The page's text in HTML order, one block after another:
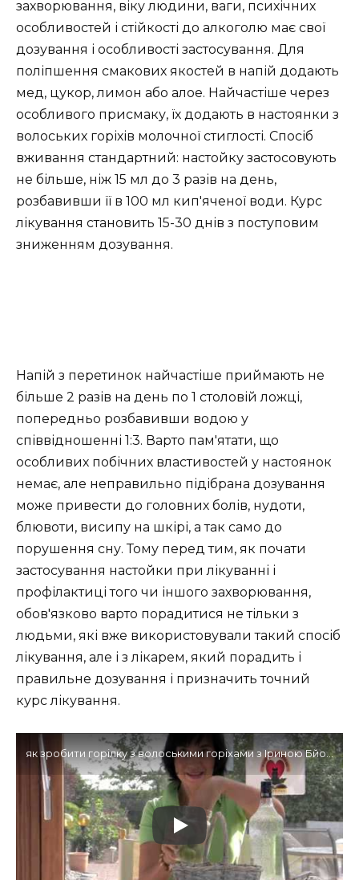
захворювання, віку людини, ваги, психічних
особливостей і стійкості до алкоголю має свої
дозування і особливості застосування. Для
поліпшення смакових якостей в напій додають
мед, цукор, лимон або алое. Найчастіше через
особливого присмаку, їх додають в настоянки з
волоських горіхів молочної стиглості. Спосіб
вживання стандартний: настойку застосовують
не більше, ніж 15 мл до 3 разів на день,
розбавивши її в 100 мл кип'яченої води. Курс
лікування становить 15-30 днів з поступовим
зниженням дозування.
Напій з перетинок найчастіше приймають не
більше 2 разів на день по 1 столовій ложці,
попередньо розбавивши водою у
співвідношенні 1:3. Варто пам'ятати, що
особливих побічних властивостей у настоянок
немає, але неправильно підібрана дозування
може привести до головних болів, нудоти,
блювоти, висипу на шкірі, а так само до
порушення сну. Тому перед тим, як почати
застосування настойки при лікуванні і
профілактиці того чи іншого захворювання,
обов'язково варто порадитися не тільки з
людьми, які вже використовували такий спосіб
лікування, але і з лікарем, який порадить і
правильне дозування і призначить точний
курс лікування.
як зробити горілку з волоськими горіхами з Іриною Бйорно